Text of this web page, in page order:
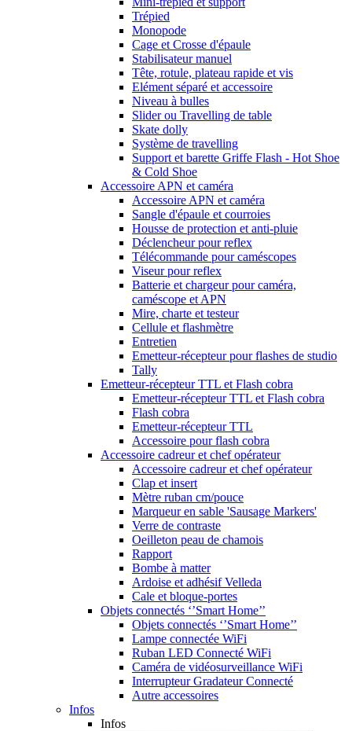
Trépied
Monopode
Cage et Crosse d'épaule
Stabilisateur manuel
Tête, rotule, plateau rapide et vis
Elément séparé et accessoire
Niveau à bulles
Slider ou Travelling de table
Skate dolly
Système de travelling
Support et barette Griffe Flash - Hot Shoe
& Cold Shoe
Accessoire APN et caméra
Accessoire APN et caméra
Sangle d'épaule et courroies
Housse de protection et anti-pluie
Déclencheur pour reflex
Télécommande pour caméscopes
Viseur pour reflex
Batterie et chargeur pour caméra,
caméscope et APN
Mire, charte et testeur
Cellule et flashmètre
Entretien
Emetteur-récepteur pour flashes de studio
Tally
Emetteur-récepteur TTL et Flash cobra
Emetteur-récepteur TTL et Flash cobra
Flash cobra
Emetteur-récepteur TTL
Accessoire pour flash cobra
Accessoire cadreur et chef opérateur
Accessoire cadreur et chef opérateur
Clap et insert
Mètre ruban cm/pouce
Marqueur en sable 'Sausage Markers'
Verre de contraste
Oeilleton peau de chamois
Rapport
Bombe à matter
Ardoise et adhésif Velleda
Cale et bloque-portes
Objets connectés ‘’Smart Home’’
Objets connectés ‘’Smart Home’’
Lampe connectée WiFi
Ruban LED Connecté WiFi
Caméra de vidéosurveillance WiFi
Interrupteur Gradateur Connecté
Autre accessoires
Infos
Infos